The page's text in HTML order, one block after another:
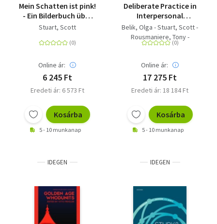
Mein Schatten ist pink!
- Ein Bilderbuch über
Diversität,
und Identität
Stuart, Scott
Online ár:
6 245 Ft
Eredeti ár: 6 573 Ft
Kosárba
5 - 10 munkanap
Deliberate Practice in
Interpersonal
Psychotherapy
Belik, Olga - Stuart, Scott -
Rousmaniere, Tony -
Schultz, Jessica M - Vaz,
Scott
Online ár:
17 275 Ft
Eredeti ár: 18 184 Ft
Kosárba
5 - 10 munkanap
IDEGEN IDEGEN